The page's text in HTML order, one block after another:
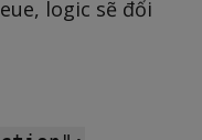
logic sẽ đổi